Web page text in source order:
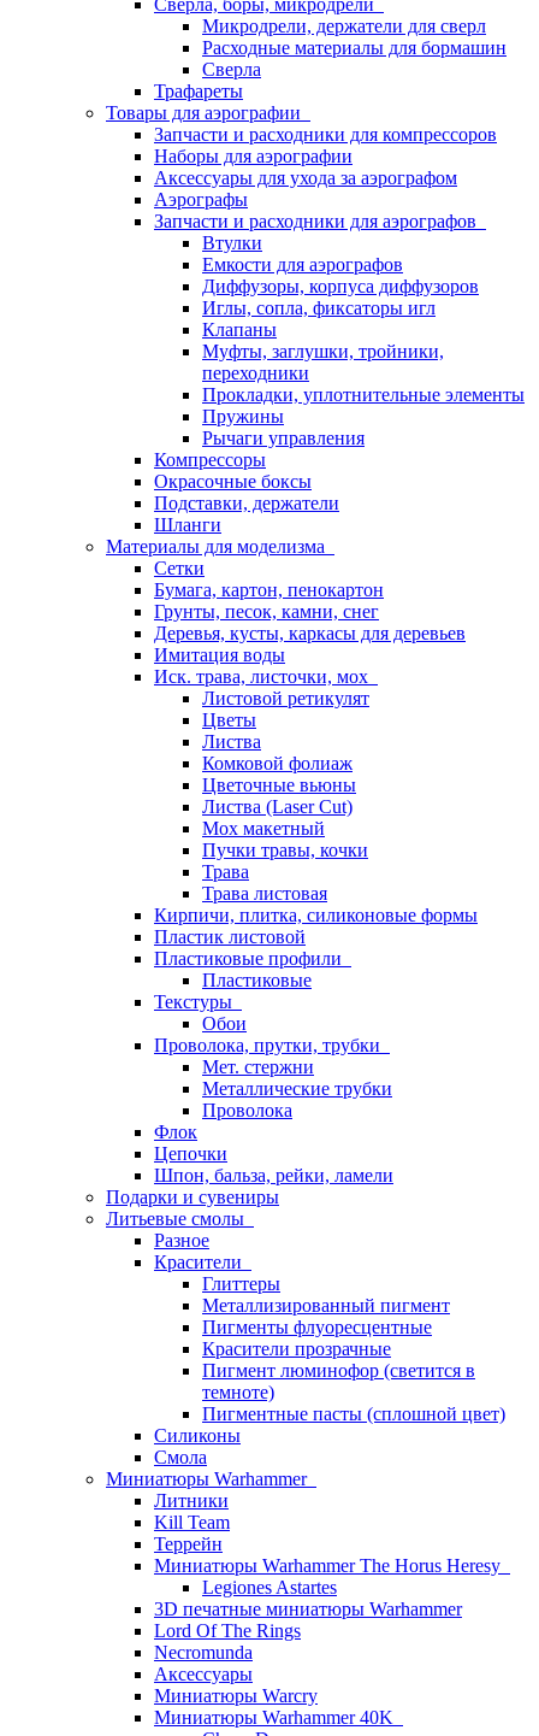
Сверла, боры, микродрели
Микродрели, держатели для сверл
Расходные материалы для бормашин
Сверла
Трафареты
Товары для аэрографии
Запчасти и расходники для компрессоров
Наборы для аэрографии
Аксессуары для ухода за аэрографом
Аэрографы
Запчасти и расходники для аэрографов
Втулки
Емкости для аэрографов
Диффузоры, корпуса диффузоров
Иглы, сопла, фиксаторы игл
Клапаны
Муфты, заглушки, тройники,
переходники
Прокладки, уплотнительные элементы
Пружины
Рычаги управления
Компрессоры
Окрасочные боксы
Подставки, держатели
Шланги
Материалы для моделизма
Сетки
Бумага, картон, пенокартон
Грунты, песок, камни, снег
Деревья, кусты, каркасы для деревьев
Имитация воды
Иск. трава, листочки, мох
Листовой ретикулят
Цветы
Листва
Комковой фолиаж
Цветочные вьюны
Листва (Laser Cut)
Мох макетный
Пучки травы, кочки
Трава
Трава листовая
Кирпичи, плитка, силиконовые формы
Пластик листовой
Пластиковые профили
Пластиковые
Текстуры
Обои
Проволока, прутки, трубки
Мет. стержни
Металлические трубки
Проволока
Флок
Цепочки
Шпон, бальза, рейки, ламели
Подарки и сувениры
Литьевые смолы
Разное
Красители
Глиттеры
Металлизированный пигмент
Пигменты флуоресцентные
Красители прозрачные
Пигмент люминофор (светится в
темноте)
Пигментные пасты (сплошной цвет)
Силиконы
Смола
Миниатюры Warhammer
Литники
Kill Team
Террейн
Миниатюры Warhammer The Horus Heresy
Legiones Astartes
3D печатные миниатюры Warhammer
Lord Of The Rings
Necromunda
Аксессуары
Миниатюры Warcry
Миниатюры Warhammer 40K